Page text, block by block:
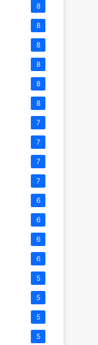
8
8
8
8
8
8
7
7
7
7
6
6
6
6
5
5
5
5